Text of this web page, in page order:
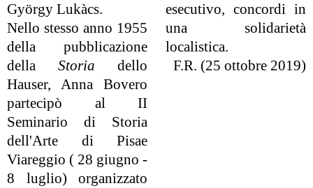
György Lukàcs.
Nello stesso anno 1955
della pubblicazione
dellaStoria dello
Hauser, Anna Bovero
partecipò al II
Seminario di Storia
dell'Arte di Pisae
Viareggio ( 28 giugno -
8 luglio) organizzato
esecutivo, concordi in
una solidarietà
localistica.
F.R. (25 ottobre 2019)